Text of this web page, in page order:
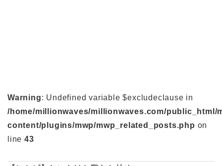
Warning: Undefined variable $excludeclause in
/home/millionwaves/millionwaves.com/public_html/
content/plugins/mwp/mwp_related_posts.php on
line 43